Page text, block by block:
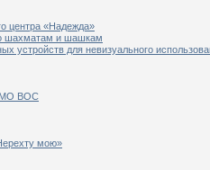
центра «Надежда»
шахматам и шашкам
устройств для невизуального
МО ВОС
мою»